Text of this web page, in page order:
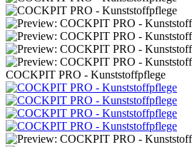
COCKPIT PRO - Kunststoffpflege